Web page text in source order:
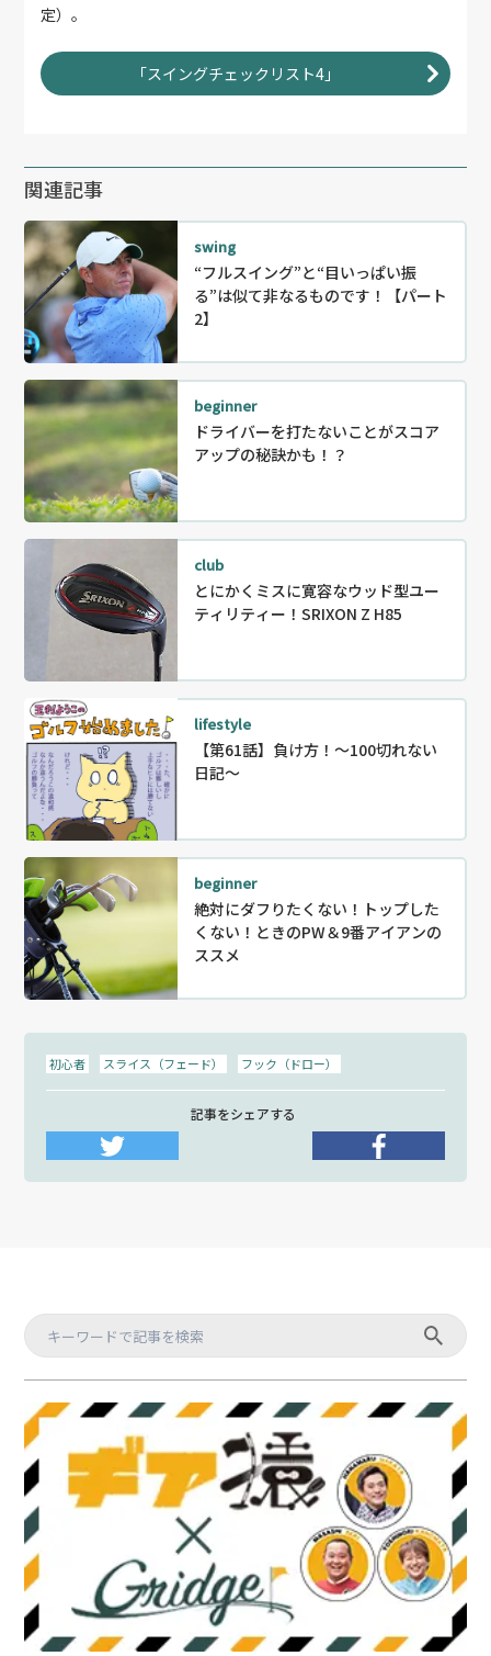
定）。
「スイングチェックリスト4」
関連記事
swing
“フルスイング”と“目いっぱい振
る”は似て非なるものです！【パート
2】
beginner
ドライバーを打たないことがスコア
アップの秘訣かも！？
club
とにかくミスに寛容なウッド型ユー
ティリティー！SRIXON Z H85
lifestyle
【第61話】負け方！〜100切れない
日記～
beginner
絶対にダフりたくない！トップした
くない！ときのPW＆9番アイアンの
ススメ
初心者 スライス（フェード） フック（ドロー）
記事をシェアする